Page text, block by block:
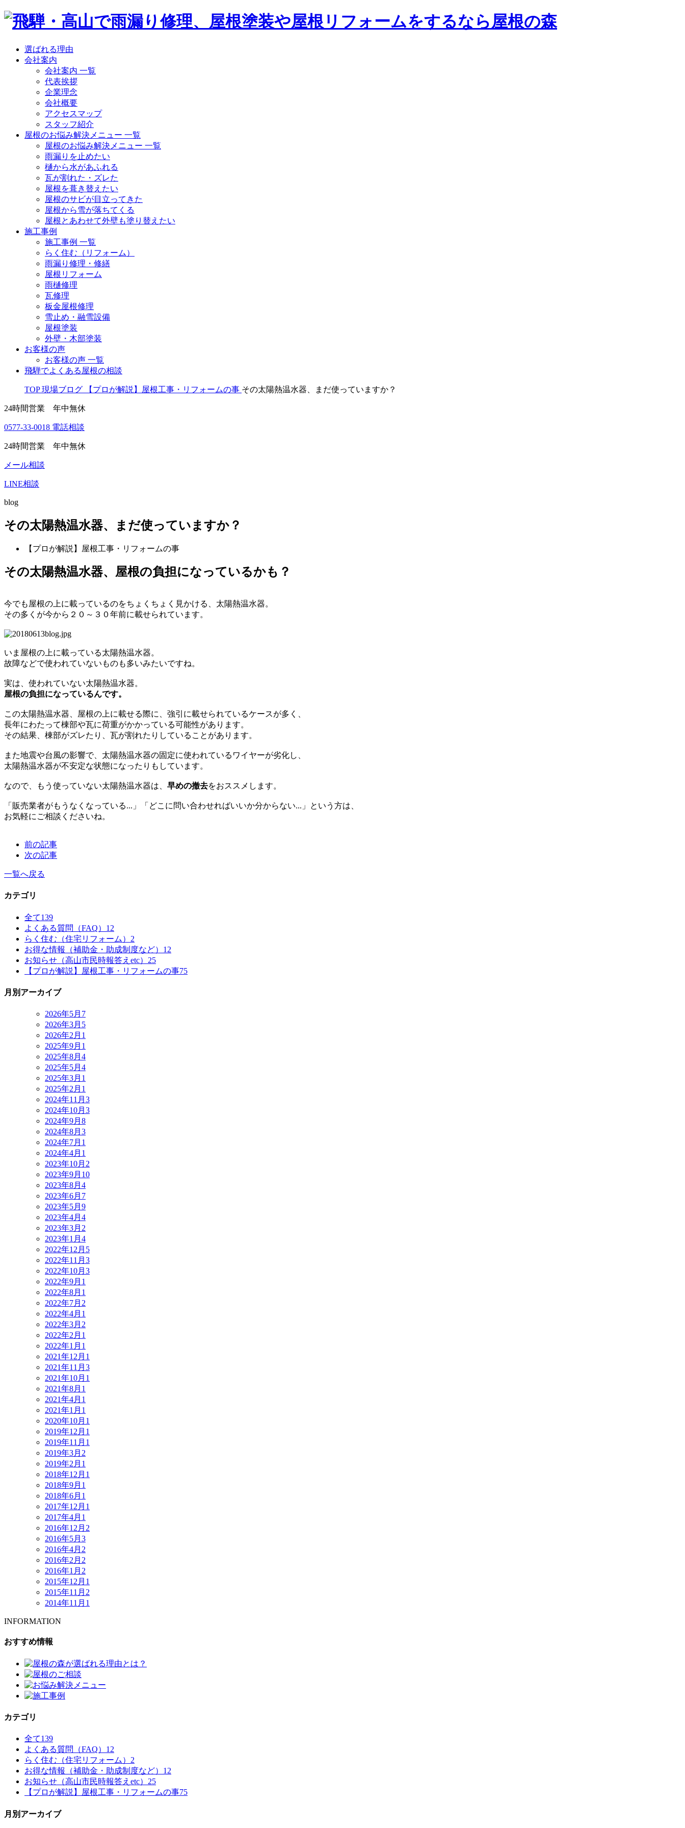
選ばれる理由
会社案内
会社案内 一覧
代表挨拶
企業理念
会社概要
アクセスマップ
スタッフ紹介
屋根のお悩み解決メニュー 一覧
屋根のお悩み解決メニュー 一覧
雨漏りを止めたい
樋から水があふれる
瓦が割れた・ズレた
屋根を葺き替えたい
屋根のサビが目立ってきた
屋根から雪が落ちてくる
屋根とあわせて外壁も塗り替えたい
施工事例
施工事例 一覧
らく住む（リフォーム）
雨漏り修理・修繕
屋根リフォーム
雨樋修理
瓦修理
板金屋根修理
雪止め・融雪設備
屋根塗装
外壁・木部塗装
お客様の声
お客様の声 一覧
飛騨でよくある屋根の相談
TOP 現場ブログ 【プロが解説】屋根工事・リフォームの事 その太陽熱温水器、まだ使っていますか？
24時間営業 年中無休
0577-33-0018 電話相談
24時間営業 年中無休
メール相談
LINE相談
blog
その太陽熱温水器、まだ使っていますか？
【プロが解説】屋根工事・リフォームの事
その太陽熱温水器、屋根の負担になっているかも？
今でも屋根の上に載っているのをちょくちょく見かける、太陽熱温水器。
その多くが今から２０～３０年前に載せられています。
いま屋根の上に載っている太陽熱温水器。
故障などで使われていないものも多いみたいですね。
実は、使われていない太陽熱温水器。
屋根の負担になっているんです。
この太陽熱温水器、屋根の上に載せる際に、強引に載せられているケースが多く、
長年にわたって棟部や瓦に荷重がかかっている可能性があります。
その結果、棟部がズレたり、瓦が割れたりしていることがあります。
また地震や台風の影響で、太陽熱温水器の固定に使われているワイヤーが劣化し、
太陽熱温水器が不安定な状態になったりもしています。
なので、もう使っていない太陽熱温水器は、 早めの撤去をおススメします。
「販売業者がもうなくなっている...」「どこに問い合わせればいいか分からない...」という方は、
お気軽にご相談くださいね。
前の記事
次の記事
一覧へ戻る
カテゴリ
全て139
よくある質問（FAQ） 12
らく住む（住宅リフォーム） 2
お得な情報（補助金・助成制度など） 12
お知らせ（高山市民時報答えetc） 25
【プロが解説】屋根工事・リフォームの事75
月別アーカイブ
2026年5月 7
2026年3月 5
2026年2月 1
2025年9月 1
2025年8月 4
2025年5月 4
2025年3月 1
2025年2月 1
2024年11月 3
2024年10月 3
2024年9月 8
2024年8月 3
2024年7月 1
2024年4月 1
2023年10月 2
2023年9月 10
2023年8月 4
2023年6月 7
2023年5月 9
2023年4月 4
2023年3月 2
2023年1月 4
2022年12月 5
2022年11月 3
2022年10月 3
2022年9月 1
2022年8月 1
2022年7月 2
2022年4月 1
2022年3月 2
2022年2月 1
2022年1月 1
2021年12月 1
2021年11月 3
2021年10月 1
2021年8月 1
2021年4月 1
2021年1月 1
2020年10月 1
2019年12月 1
2019年11月 1
2019年3月 2
2019年2月 1
2018年12月 1
2018年9月 1
2018年6月 1
2017年12月 1
2017年4月 1
2016年12月 2
2016年5月 3
2016年4月 2
2016年2月 2
2016年1月 2
2015年12月 1
2015年11月 2
2014年11月 1
INFORMATION
おすすめ情報
カテゴリ
全て139
よくある質問（FAQ） 12
らく住む（住宅リフォーム） 2
お得な情報（補助金・助成制度など） 12
お知らせ（高山市民時報答えetc） 25
【プロが解説】屋根工事・リフォームの事75
月別アーカイブ